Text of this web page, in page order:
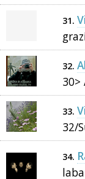
31.
32.
30>
33.
32/
34.